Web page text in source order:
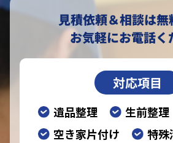
見積依頼＆相談は無
お気軽にお電話く
対応項目
遺品整理
生前整理
空き家片付け
特殊